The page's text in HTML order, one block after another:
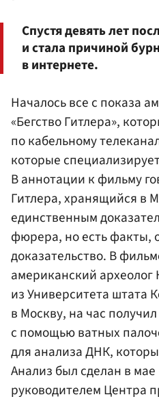
Спустя девять лет
и стала причиной
в интернете.
Началось все с показа
«Бегство Гитлера»,
по кабельному
которые
В аннотации к фильму
Гитлера, хранящийся в
единственным
фюрера, но есть факты,
доказательство. В
американский
из Университета штата
в Москву, на час
с помощью ватных
для анализа ДНК,
Анализ был сделан в
руководителем Центра